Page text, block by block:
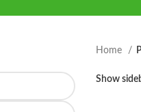
Home
Show